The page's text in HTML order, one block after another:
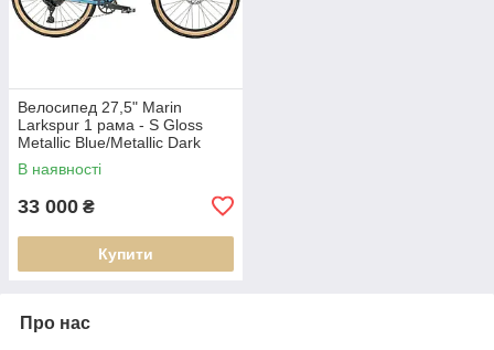
Велосипед 27,5" Marin
Larkspur 1 рама - S Gloss
Metallic Blue/Metallic Dark
Blue A5 (SKE-94-08)
В наявності
33 000 ₴
Купити
Про нас